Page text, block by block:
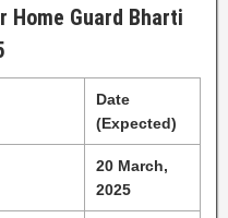
Home Guard Bharti
Date
(Expected)
20 March,
2025